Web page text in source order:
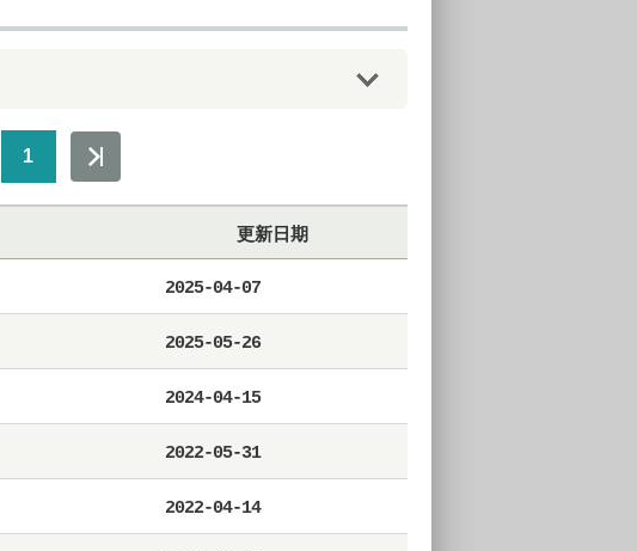
1
更新日期
2025-04-07
2025-05-26
2024-04-15
2022-05-31
2022-04-14